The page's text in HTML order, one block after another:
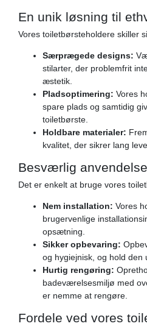
En unik løsning til
Vores toiletbørsteholdere skiller
Særprægede designs:
stilarter, der problemfrit
æstetik.
Pladsoptimering: Vores
spare plads og samtidig
toiletbørste.
Holdbare materialer:
kvalitet, der sikrer lang
Besværlig anvendelse
Det er enkelt at bruge vores
Nem installation: Vores
brugervenlige
opsætning.
Sikker opbevaring:
og hygiejnisk, og hold den
Hurtig rengøring:
badeværelsesmiljø med
er nemme at rengøre.
Fordele ved vores